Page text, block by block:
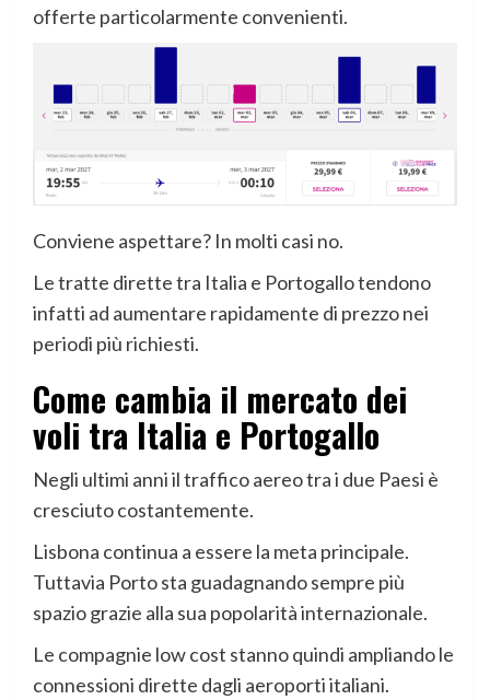
offerte particolarmente convenienti.
Conviene aspettare? In molti casi no.
Le tratte dirette tra Italia e Portogallo tendono
infatti ad aumentare rapidamente di prezzo nei
periodi più richiesti.
Come cambia il mercato dei
voli tra Italia e Portogallo
Negli ultimi anni il traffico aereo tra i due Paesi è
cresciuto costantemente.
Lisbona continua a essere la meta principale.
Tuttavia Porto sta guadagnando sempre più
spazio grazie alla sua popolarità internazionale.
Le compagnie low cost stanno quindi ampliando le
connessioni dirette dagli aeroporti italiani.